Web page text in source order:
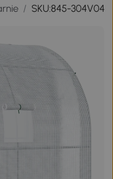
/ SKU:845-304V04